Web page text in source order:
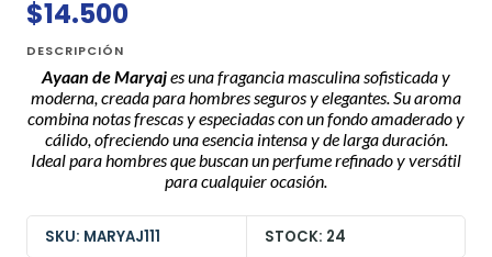
$14.500
DESCRIPCIÓN
Ayaan de Maryajes una fragancia masculina sofisticada y
moderna, creada para hombres seguros y elegantes. Su aroma
combina notas frescas y especiadas con un fondo amaderado y
cálido, ofreciendo una esencia intensa y de larga duración.
Ideal para hombres que buscan un perfume refinado y versátil
para cualquier ocasión.
SKU: MARYAJ111 STOCK: 24